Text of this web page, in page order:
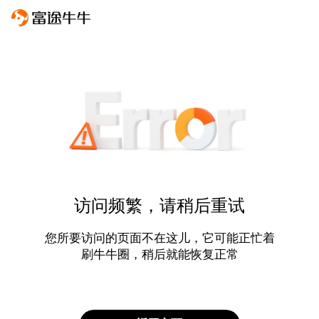
访问频繁，请稍后重试
您所要访问的页面不在这儿，它可能正忙着
刷牛牛圈，稍后就能恢复正常